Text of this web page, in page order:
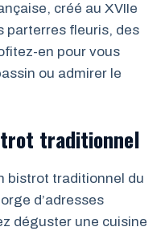
créé au XVIIe
parterres fleuris, des
en pour vous
ou admirer le
traditionnel
bistrot traditionnel du
d’adresses
déguster une cuisine